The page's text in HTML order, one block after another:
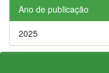
Ano de publicação
2025